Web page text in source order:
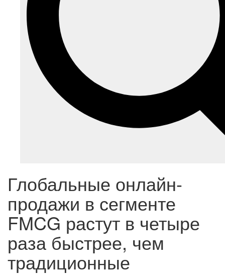
Глобальные онлайн-
продажи в сегменте
FMCG растут в четыре
раза быстрее, чем
традиционные